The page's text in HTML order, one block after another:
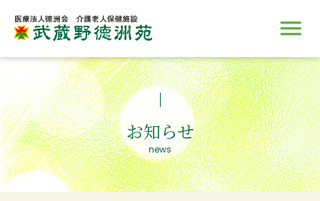
施設のご案内 サービス 入所のご案内 取り組み 採用情報
お知らせ
news